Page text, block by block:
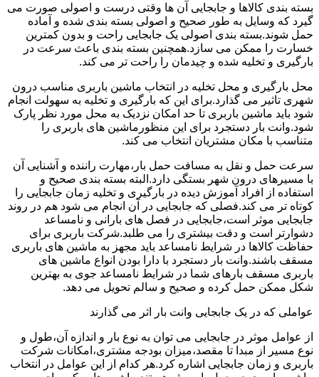
بسته بندی کالاها و جابجایی آن ها وقتی درست و اصولی صورت می
گیرد که وسایل به طور صحیح و اصولی بسته بندی شده و آماده
حمل شوند.بسته بندی اصولی یک جابجایی راحت و بدون کمترین
خسارت را ممکن می سازد.همچنین بسته بندی باعث سرعت در
بارگیری و تخلیه شده و چیدمان را راحت تر می کند.
محل بارگیری و محل تخلیه در انتخاب ماشین باربری مناسب درون
شهری تاثیر می گذارد.برای این که بارگیری و تخلیه به سهولت انجام
شود باید ماشین باربری تا حد امکان نزدیک به محل مورد نظر پارک
شود.وانت بار دستجرد برای این منظورماشین های باربری را
متناسب با مکان مشتریان انتخاب می کند.
سرعت حمل و نقل به مسافت حمل بار،مهارت راننده و آشنایی آن
با مسیرهای درون شهر بستگی دارد.البته بسته بندی صحیح و
استفاده از افراد آموزش دیده در بارگیری و تخلیه زمان جابجایی را
کوتاه تر می کند.فصلی که جابجایی در آن انجام می شود هم در روند
جابجایی موثر است،جابجایی در فصل های بارانی و نامساعد
دشوارتر است و دقت بیشتری را می طلبد.شرکت باربری برای
حفاظت کالاها در شرایط نامساعد باید مجهز به ماشین های باربری
مسقف باشند.وانت بار دستجرد با دارا بودن انواع ماشین های
باربری مسقف بارهای شما در شرایط نامساعد جوی به بهترین
شکل ممکن حمل کرده و صحیح و سالم تحویل می دهد.
عواملی که در یک جابجایی وانت بار اثر می گذارند
از عوامل موثر در جابجایی می توان به نوع بار و اندازه آن،طول و
نوع مسیر از مبدا تا مقصد،میزان بودجه مشتری،امکانات شرکت
باربری و زمان جابجایی اشاره کرد.هر کدام از این عوامل در انتخاب